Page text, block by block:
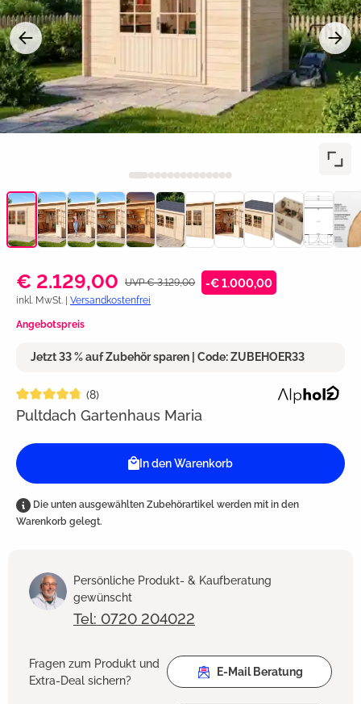
€ 2.129,00 UVP € 3.129,00 -€ 1.000,00
inkl. MwSt. | Versandkostenfrei
Angebotspreis
Jetzt 33 % auf Zubehör sparen | Code: ZUBEHOER33
Durchschnittliche Bewertung von 4.8 von 5 Sternen
(8)
Pultdach Gartenhaus Maria
In den Warenkorb
Die unten ausgewählten Zubehörartikel werden mit in den
Warenkorb gelegt.
Persönliche Produkt- & Kaufberatung
gewünscht
Tel: 0720 204022
Fragen zum Produkt und
Extra-Deal sichern?
E-Mail Beratung